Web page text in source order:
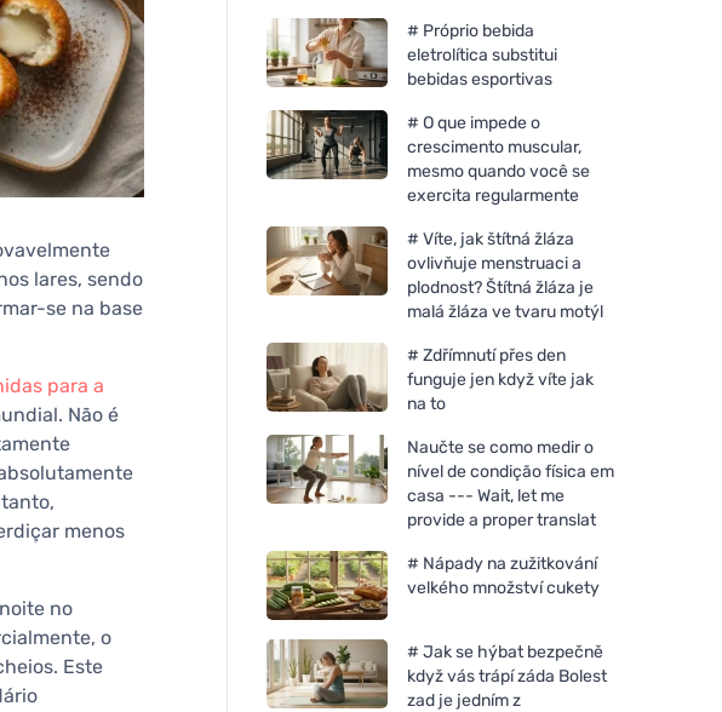
lares, sendo
se na base
para a
Não é
menos
no
o
Este
# Próprio bebida
eletrolítica substitui
bebidas esportivas
# O que impede o
crescimento muscular,
mesmo quando você se
exercita regularmente
# Víte, jak štítná žláza
ovlivňuje menstruaci a
plodnost? Štítná žláza je
malá žláza ve tvaru motýl
# Zdřímnutí přes den
funguje jen když víte jak
na to
Naučte se como medir o
nível de condição física em
casa --- Wait, let me
provide a proper translat
# Nápady na zužitkování
velkého množství cukety
# Jak se hýbat bezpečně
když vás trápí záda Bolest
zad je jedním z